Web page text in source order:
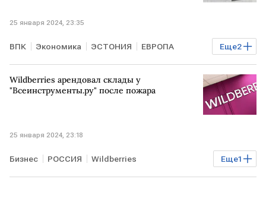
25 января 2024, 23:35
Еще2
ВПК Экономика ЭСТОНИЯ ЕВРОПА
УКРАИНА снаряды
Wildberries арендовал склады у
"Всеинструменты.ру" после пожара
25 января 2024, 23:18
Еще1
Бизнес РОССИЯ Wildberries
аренда недвижимости